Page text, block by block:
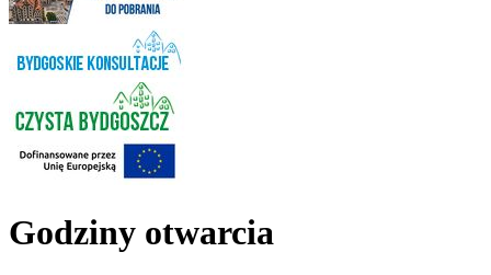
Godziny otwarcia